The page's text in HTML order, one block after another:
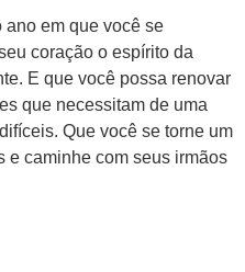
ano em que você se
coração o espírito da
E que você possa renovar
que necessitam de uma
Que você se torne um
e caminhe com seus irmãos